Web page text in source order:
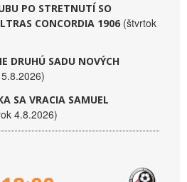
PO STRETNUTÍ SO
CONCORDIA 1906 (štvrtok
DRUHÚ SADU NOVÝCH
SA VRACIA SAMUEL
4.8.2026)